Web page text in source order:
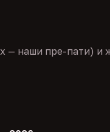
— наши пре-пати) и